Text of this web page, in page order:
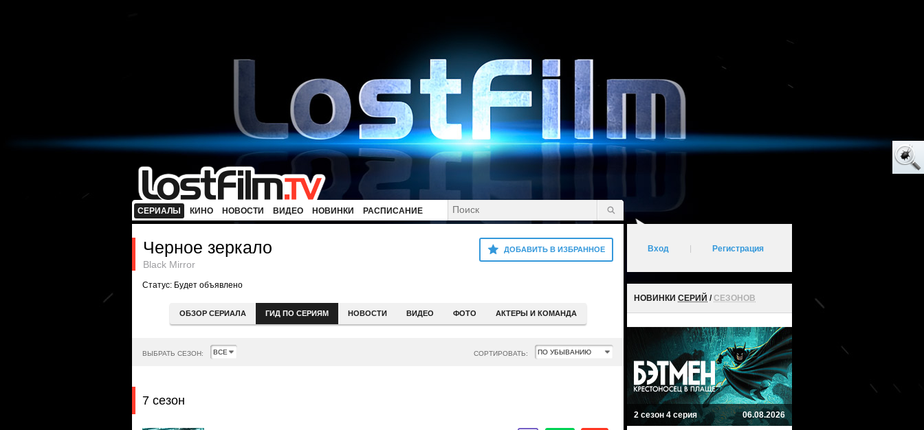
СЕРИАЛЫ КИНО НОВОСТИ ВИДЕО НОВИНКИ РАСПИСАНИЕ
ДОБАВИТЬ В ИЗБРАННОЕ
Черное зеркало
Black Mirror
Статус: Будет объявлено
ОБЗОР СЕРИАЛА ГИД ПО СЕРИЯМ НОВОСТИ ВИДЕО ФОТО АКТЕРЫ И КОМАНДА
ВЫБРАТЬ СЕЗОН: СОРТИРОВАТЬ:
7 сезон
Вход Регистрация
НОВИНКИ СЕРИЙ /СЕЗОНОВ
2 сезон 4 серия 06.08.2026